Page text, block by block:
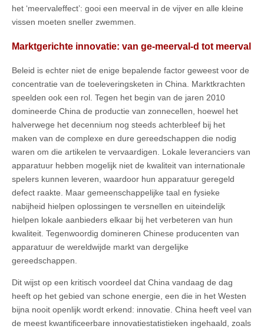
het ‘meervaleffect’: gooi een meerval in de vijver en alle kleine
vissen moeten sneller zwemmen.
Marktgerichte innovatie: van ge-meerval-d tot meerval
Beleid is echter niet de enige bepalende factor geweest voor de
concentratie van de toeleveringsketen in China. Marktkrachten
speelden ook een rol. Tegen het begin van de jaren 2010
domineerde China de productie van zonnecellen, hoewel het
halverwege het decennium nog steeds achterbleef bij het
maken van de complexe en dure gereedschappen die nodig
waren om die artikelen te vervaardigen. Lokale leveranciers van
apparatuur hebben mogelijk niet de kwaliteit van internationale
spelers kunnen leveren, waardoor hun apparatuur geregeld
defect raakte. Maar gemeenschappelijke taal en fysieke
nabijheid hielpen oplossingen te versnellen en uiteindelijk
hielpen lokale aanbieders elkaar bij het verbeteren van hun
kwaliteit. Tegenwoordig domineren Chinese producenten van
apparatuur de wereldwijde markt van dergelijke
gereedschappen.
Dit wijst op een kritisch voordeel dat China vandaag de dag
heeft op het gebied van schone energie, een die in het Westen
bijna nooit openlijk wordt erkend: innovatie. China heeft veel van
de meest kwantificeerbare innovatiestatistieken ingehaald, zoals